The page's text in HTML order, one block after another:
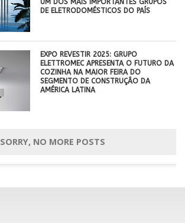
UM DOS MAIS IMPORTANTES GRUPOS
DE ELETRODOMÉSTICOS DO PAÍS
EXPO REVESTIR 2025: GRUPO
ELETTROMEC APRESENTA O FUTURO DA
COZINHA NA MAIOR FEIRA DO
SEGMENTO DE CONSTRUÇÃO DA
AMÉRICA LATINA
SORRY, NO MORE POSTS